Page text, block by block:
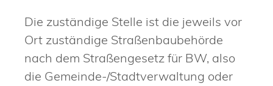
Die zuständige Stelle ist die jeweils vor
Ort zuständige Straßenbaubehörde
nach dem Straßengesetz für BW, also
die Gemeinde-/Stadtverwaltung oder